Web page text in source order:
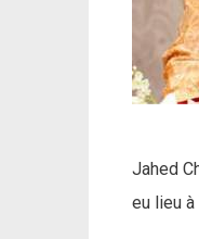
Jahed
eu lieu